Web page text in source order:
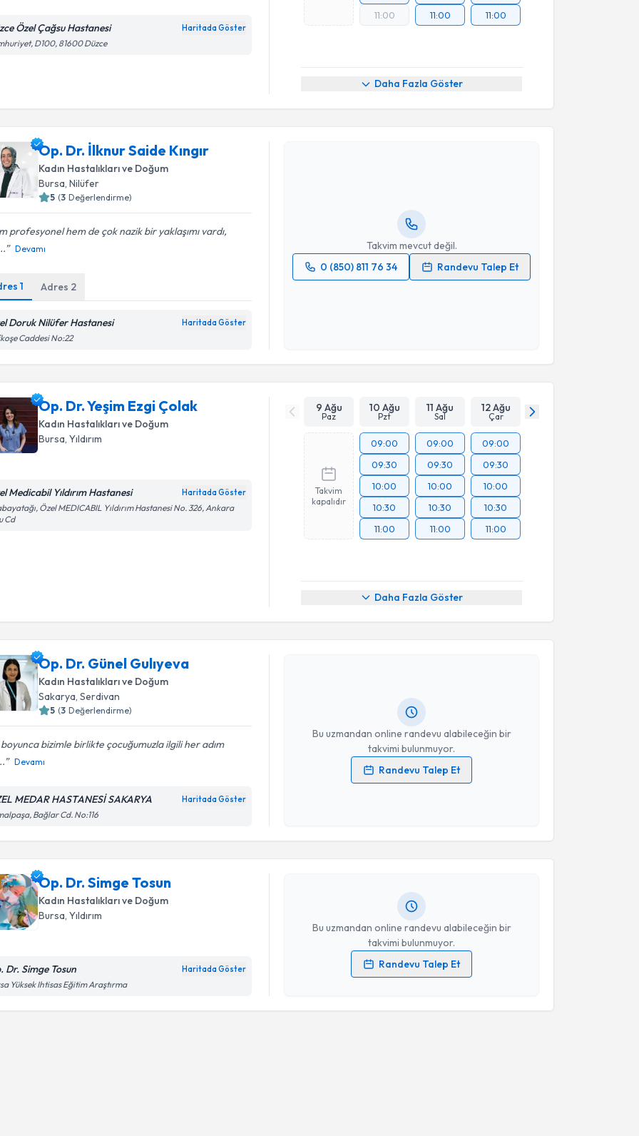
Özel Çağsu Hastanesi Haritada Göster
D100, 81600 Düzce
11:00
11:00
11:00
Daha Fazla Göster
Op. Dr. İlknur Saide Kıngır
Kadın Hastalıkları ve Doğum
Bursa , Nilüfer
5 (3 Değerlendirme)
profesyonel hem de çok nazik bir yaklaşımı vardı,
Devamı
1 Adres 2
Doruk Nilüfer Hastanesi Haritada Göster
Caddesi No:22
Takvim mevcut değil.
0 (850) 811 76 34
Randevu Talep Et
Takvim Talebini Gönder
Op. Dr. Yeşim Ezgi Çolak
Kadın Hastalıkları ve Doğum
Bursa , Yıldırım
Medicabil Yıldırım Hastanesi Haritada Göster
Özel MEDICABIL Yıldırım Hastanesi No. 326, Ankara
Cd
9 Ağu
Paz
10 Ağu
Pzt
11 Ağu
Sal
12 Ağu
Çar
Takvim
kapalıdır
09:00
09:30
10:00
10:30
11:00
09:00
09:30
10:00
10:30
11:00
09:00
09:30
10:00
10:30
11:00
Daha Fazla Göster
Op. Dr. Günel Gulıyeva
Kadın Hastalıkları ve Doğum
Sakarya, Serdivan
5 (3 Değerlendirme)
bizimle birlikte çocuğumuzla ilgili her adım
Devamı
MEDAR HASTANESİ SAKARYA Haritada Göster
Bağlar Cd. No:116
Bu uzmandan online randevu alabileceğin bir
takvimi bulunmuyor.
Randevu Talep Et
Randevu Takvimi Talebi
Op. Dr. Günel Gulıyeva
Kişisel verilerimin işlenmesine ilişkinAydınlatma Metni
Takvim Talebini Gönder
Op. Dr. Simge Tosun
Kadın Hastalıkları ve Doğum
Bursa, Yıldırım
Dr. Simge Tosun Haritada Göster
Yüksek Ihtisas Eğitim Araştırma
Bu uzmandan online randevu alabileceğin bir
takvimi bulunmuyor.
Randevu Talep Et
Kişisel verilerimin işlenmesine ilişkinAydınlatma Metni
işlenmesini kabul ediyorum.